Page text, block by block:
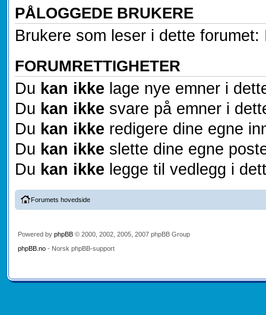
PÅLOGGEDE BRUKERE
Brukere som leser i dette
FORUMRETTIGHETER
Du kan ikke lage nye emner i
Du kan ikke svare på emner i
Du kan ikke redigere dine egne
Du kan ikke slette dine egne
Du kan ikke legge til vedlegg i
Forumets hovedside
Powered by phpBB© 2000, 2002, 2005, 2007 phpBB Group
phpBB.no- Norsk phpBB-support